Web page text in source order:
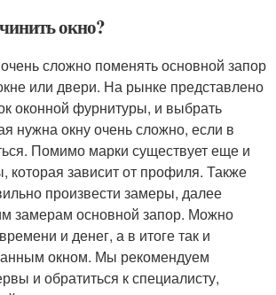
окно?
сложно поменять основной запор
или двери. На рынке представлено
оконной фурнитуры, и выбрать
нужна окну очень сложно, если в
Помимо марки существует еще и
которая зависит от профиля. Также
произвести замеры, далее
замерам основной запор. Можно
и денег, а в итоге так и
окном. Мы рекомендуем
и обратиться к специалисту,